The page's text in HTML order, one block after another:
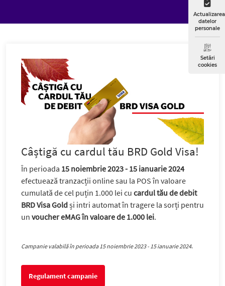
Actualizarea
datelor
personale
Setări
cookies
Câștigă cu cardul tău BRD Gold Visa!
În perioada 15 noiembrie 2023 - 15 ianuarie 2024
efectuează tranzacții online sau la POS în valoare
cumulată de cel puțin 1.000 lei cu cardul tău de debit
BRD Visa Goldși intri automat în tragere la sorți pentru
un voucher eMAG în valoare de 1.000 lei.
Campanie valabilă în perioada 15 noiembrie 2023 - 15 ianuarie 2024.
Regulament campanie